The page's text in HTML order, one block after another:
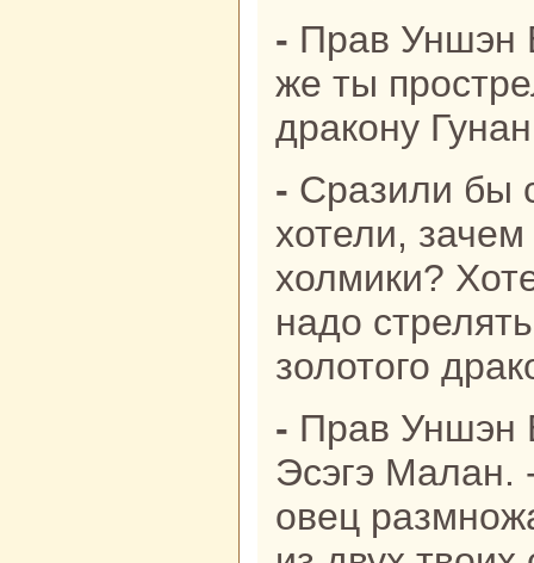
- Пpaв Уншэн
же ты
дpaкoну
- Сpaзили бы сpaзу меня, кoль
хотели,
холмики?
нaдо
золотого
- Пpaв Уншэн
Эсэгэ Малан.
овец